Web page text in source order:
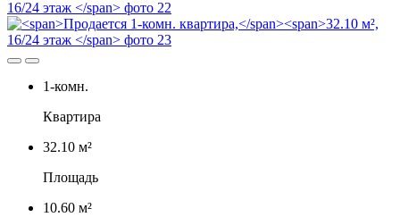
1-комн.
Квартира
32.10 м²
Площадь
10.60 м²